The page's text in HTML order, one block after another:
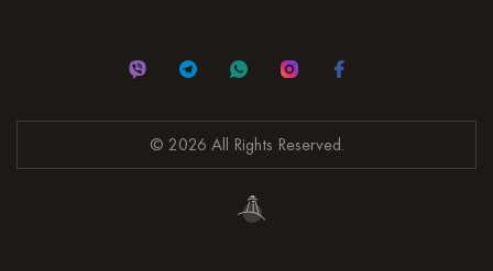
© 2026 All Rights Reserved.